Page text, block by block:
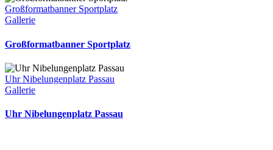
Großformatbanner Sportplatz
Gallerie
Großformatbanner Sportplatz
Uhr Nibelungenplatz Passau
Gallerie
Uhr Nibelungenplatz Passau